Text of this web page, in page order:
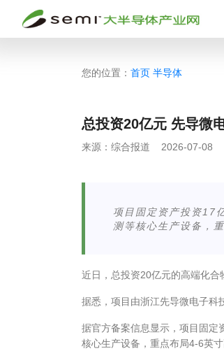
您的位置： 首页 半导体
总投资20亿元 先导微
来源： 综合报道 2026-07-08
项目固定资产投资17
测等核心生产设备，
近日，总投资20亿元的高端化合
据悉，项目由浙江先导微电子科
据官方备案信息显示，项目固定
核心生产设备，重点布局4-6英